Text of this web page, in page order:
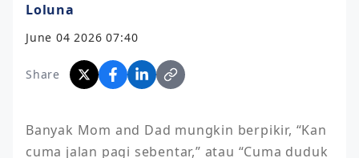
Loluna
June 04 2026 07:40
Share
Banyak Mom and Dad mungkin berpikir, “Kan
cuma jalan pagi sebentar,” atau “Cuma duduk